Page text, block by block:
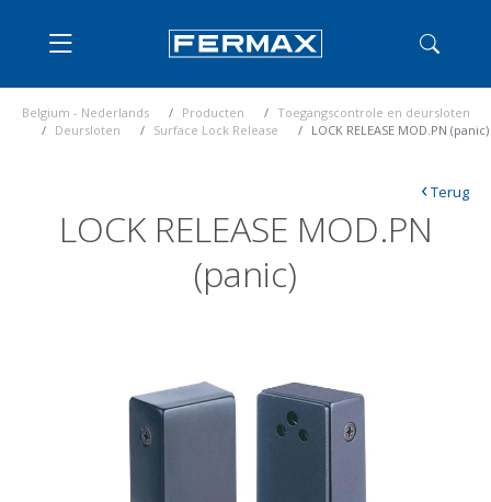
Belgium - Nederlands Producten
Toegangscontrole en deursloten
Deursloten
Surface Lock Release LOCK RELEASE MOD.PN (panic)
LOCK RELEASE MOD.PN
(panic)
‹Terug